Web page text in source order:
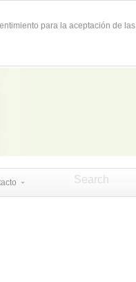
para la aceptación de las